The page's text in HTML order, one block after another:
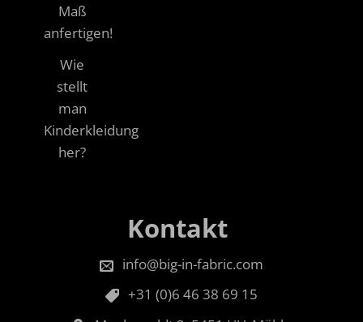
Maß
anfertigen!
Wie
stellt
man
Kinderkleidung
her?
Kontakt
info@big-in-fabric.com
+31 (0)6 46 38 69 15